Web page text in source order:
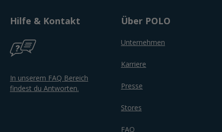
Hilfe & Kontakt
In unserem FAQ Bereich
findest du Antworten.
Über POLO
Unternehmen
Karriere
Presse
Stores
FAQ